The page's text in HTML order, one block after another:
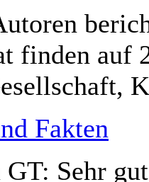
finden auf
Fakten
GT: Sehr